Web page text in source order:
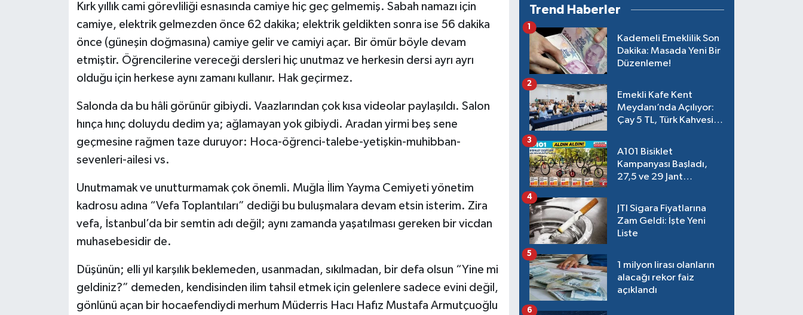
Kırk yıllık cami görevliliği esnasında camiye hiç geç gelmemiş. Sabah namazı için
camiye, elektrik gelmezden önce 62 dakika; elektrik geldikten sonra ise 56 dakika
önce (güneşin doğmasına) camiye gelir ve camiyi açar. Bir ömür böyle devam
etmiştir. Öğrencilerine vereceği dersleri hiç unutmaz ve herkesin dersi ayrı ayrı
olduğu için herkese aynı zamanı kullanır. Hak geçirmez.
Salonda da bu hâli görünür gibiydi. Vaazlarından çok kısa videolar paylaşıldı. Salon
hınça hınç doluydu dedim ya; ağlamayan yok gibiydi. Aradan yirmi beş sene
geçmesine rağmen taze duruyor: Hoca-öğrenci-talebe-yetişkin-muhibban-
sevenleri-ailesi vs.
Unutmamak ve unutturmamak çok önemli. Muğla İlim Yayma Cemiyeti yönetim
kadrosu adına “Vefa Toplantıları” dediği bu buluşmalara devam etsin isterim. Zira
vefa, İstanbul’da bir semtin adı değil; aynı zamanda yaşatılması gereken bir vicdan
muhasebesidir de.
Düşünün; elli yıl karşılık beklemeden, usanmadan, sıkılmadan, bir defa olsun “Yine mi
geldiniz?” demeden, kendisinden ilim tahsil etmek için gelenlere sadece evini değil,
gönlünü açan bir hocaefendiydi merhum Müderris Hacı Hafız Mustafa Armutçuoğlu
Geliyor!
Trend Haberler
Kademeli Emeklilik Son
Dakika: Masada Yeni Bir
Düzenleme!
1
Emekli Kafe Kent
Meydanı’nda Açılıyor:
Çay 5 TL, Türk Kahvesi
2
A101 Bisiklet
Kampanyası Başladı,
27,5 ve 29 Jant
3
JTI Sigara Fiyatlarına
Zam Geldi: İşte Yeni
Liste
4
1 milyon lirası olanların
alacağı rekor faiz
açıklandı
5
6